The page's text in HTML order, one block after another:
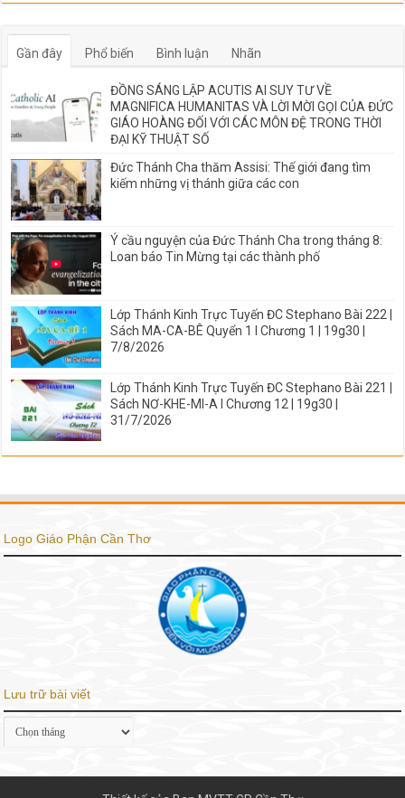
Gần đây Phổ biến Bình luận Nhãn
ĐỒNG SÁNG LẬP ACUTIS AI SUY TƯ VỀ
MAGNIFICA HUMANITAS VÀ LỜI MỜI GỌI CỦA ĐỨC
GIÁO HOÀNG ĐỐI VỚI CÁC MÔN ĐỆ TRONG THỜI
ĐẠI KỸ THUẬT SỐ
Đức Thánh Cha thăm Assisi: Thế giới đang tìm
kiếm những vị thánh giữa các con
Ý cầu nguyện của Đức Thánh Cha trong tháng 8:
Loan báo Tin Mừng tại các thành phố
Lớp Thánh Kinh Trực Tuyến ĐC Stephano Bài 222 |
Sách MA-CA-BÊ Quyển 1 I Chương 1 | 19g30 |
7/8/2026
Lớp Thánh Kinh Trực Tuyến ĐC Stephano Bài 221 |
Sách NƠ-KHE-MI-A I Chương 12 | 19g30 |
31/7/2026
Logo Giáo Phận Cần Thơ
Lưu trữ bài viết
Lưu
trữ